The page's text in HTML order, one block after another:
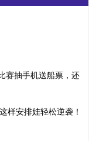
赛抽手机送船票，还
样安排娃轻松逆袭！